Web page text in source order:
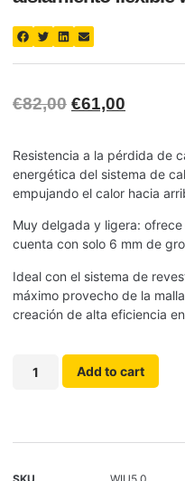
€82,00 €61,00
Resistencia a la pérdida de
energética del sistema de
empujando el calor hacia
Muy delgada y ligera:
cuenta con solo 6 mm de
Ideal con el sistema de
máximo provecho de la
creación de alta eficiencia
Add to cart